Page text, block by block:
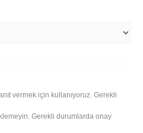
vermek için kullanıyoruz. Gerekli
Gerekli durumlarda onay